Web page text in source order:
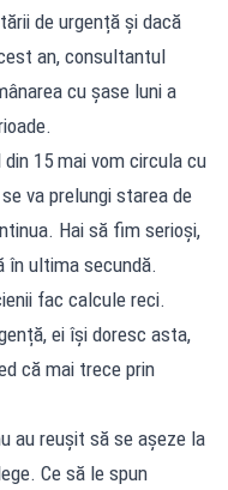
de urgență și dacă
an, consultantul
cu șase luni a
15 mai vom circula cu
va prelungi starea de
Hai să fim serioși,
în ultima secundă.
fac calcule reci.
ei își doresc asta,
că mai trece prin
au reușit să se așeze la
Ce să le spun